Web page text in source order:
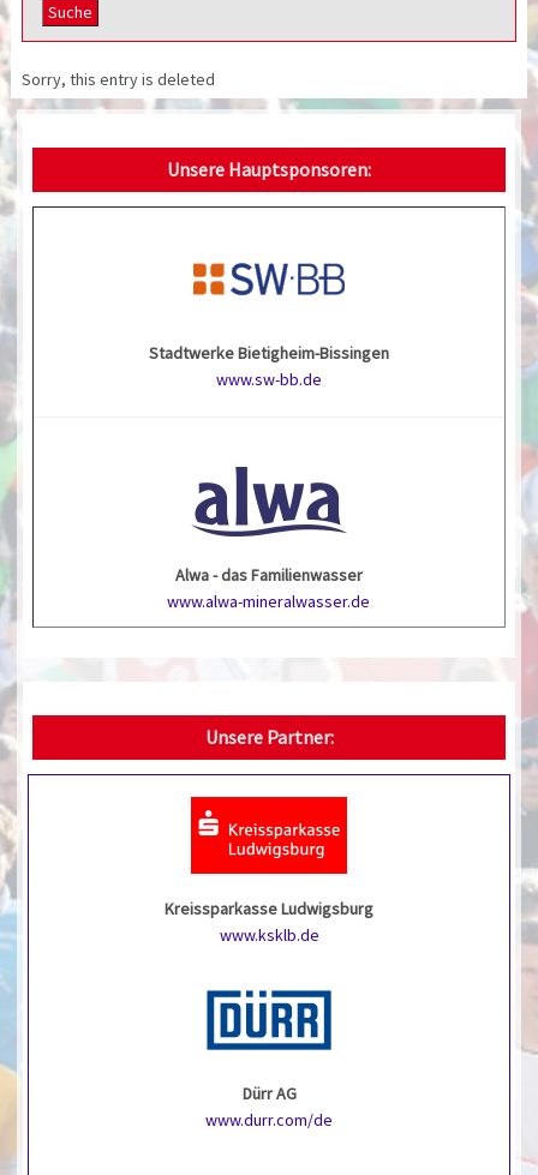
Sorry, this entry is deleted
Unsere Hauptsponsoren:
Stadtwerke Bietigheim-Bissingen
www.sw-bb.de
Alwa - das Familienwasser
www.alwa-mineralwasser.de
Unsere Partner:
Kreissparkasse Ludwigsburg
www.ksklb.de
Dürr AG
www.durr.com/de